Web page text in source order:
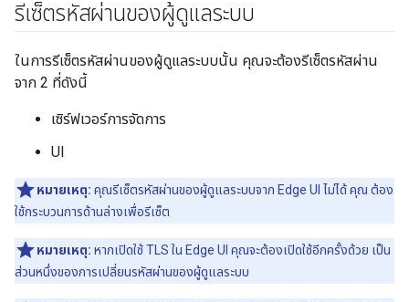
รีเซ็ตรหัสผ่านของผู้ดูแลระบบ
ในการรีเซ็ตรหัสผ่านของผู้ดูแลระบบนั้น คุณจะต้องรีเซ็ตรหัสผ่าน
จาก 2 ที่ดังนี้
เซิร์ฟเวอร์การจัดการ
UI
หมายเหตุ: คุณรีเซ็ตรหัสผ่านของผู้ดูแลระบบจาก Edge UI ไม่ได้ คุณ ต้อง
ใช้กระบวนการด้านล่างเพื่อรีเซ็ต
หมายเหตุ: หากเปิดใช้ TLS ใน Edge UI คุณจะต้องเปิดใช้อีกครั้งด้วย เป็น
ส่วนหนึ่งของการเปลี่ยนรหัสผ่านของผู้ดูแลระบบ